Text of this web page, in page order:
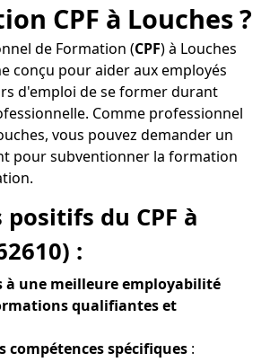
CPF à Louches ?
de Formation (CPF) à Louches
conçu pour aider aux employés
d'emploi de se former durant
Comme professionnel
vous pouvez demander un
pour subventionner la formation
du CPF à
:
à une meilleure employabilité
qualifiantes et
compétences spécifiques :